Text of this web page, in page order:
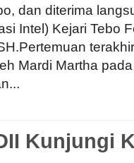
dan diterima
Intel) Kejari Tebo
Mardi Martha
Kunjungi